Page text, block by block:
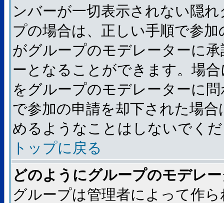
ンバーが一切表示されない隠
プの場合は、正しい手順で参
がグループのモデレーターに
ーとなることができます。場
をグループのモデレーターに
で参加の申請を却下された場
めるようなことはしないでく
トップに戻る
どのようにグループのモデレ
グループは管理者によって作